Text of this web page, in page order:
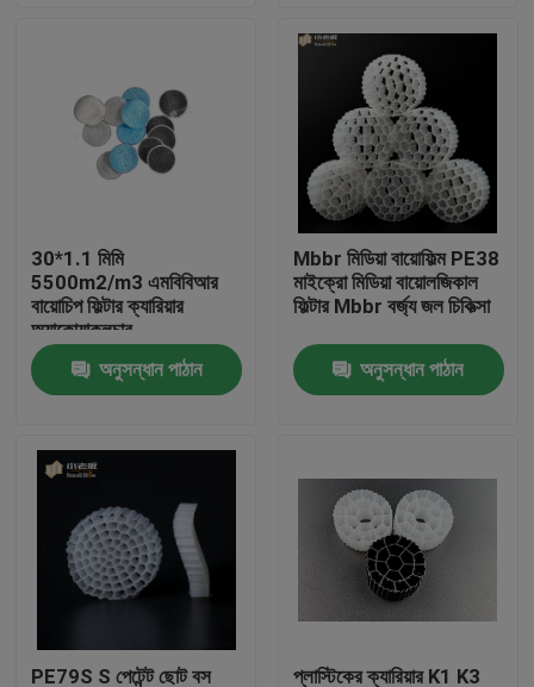
আমাদের সম্পর্কে
মান নিয়ন্ত্রণ
আমাদের সাথে যোগাযোগ করুন
ব্লগ
উদ্ধৃতির জন্য আবেদন
এমবিবিআর ফিল্টার মিডিয়া
এমবিবিআর বায়ো মিডিয়া
30*1.1 মিমি
5500m2/m3 এমবিবিআর
বায়োচিপ ফিল্টার ক্যারিয়ার
অ্যাকোয়াকুলচার
অনুসন্ধান পাঠান
Mbbr মিডিয়া বায়োফিল্ম PE38
মাইক্রো মিডিয়া বায়োলজিকাল
ফিল্টার Mbbr বর্জ্য জল চিকিত্সা
অনুসন্ধান পাঠান
PE79S S পেটেন্ট ছোট বস প্লাস্টিকের ক্যারিয়ার K1 K3